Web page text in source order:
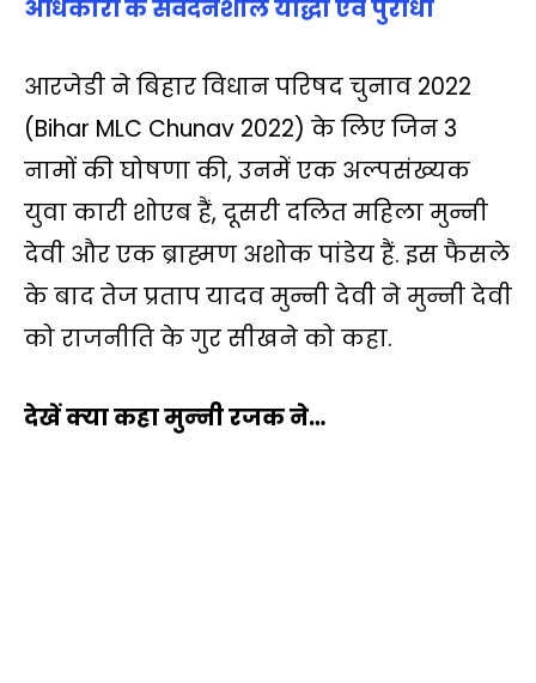
अधिकारों के संवेदनशील योद्धा एवं पुरोधा
आरजेडी ने बिहार विधान परिषद चुनाव 2022
(Bihar MLC Chunav 2022) के लिए जिन 3
नामों की घोषणा की, उनमें एक अल्पसंख्यक
युवा कारी शोएब हैं, दूसरी दलित महिला मुन्नी
देवी और एक ब्राह्मण अशोक पांडेय हैं. इस फैसले
के बाद तेज प्रताप यादव मुन्नी देवी ने मुन्नी देवी
को राजनीति के गुर सीखने को कहा.
देखें क्‍या कहा मुन्‍नी रजक ने…